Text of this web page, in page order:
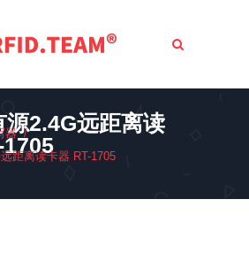
源2.4G远距离读
器 /
距离读卡器 RT-1705